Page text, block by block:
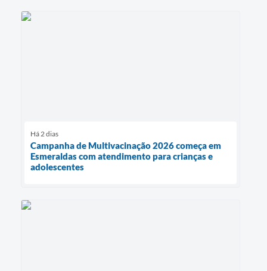
Há 2 dias
Campanha de Multivacinação 2026 começa em
Esmeraldas com atendimento para crianças e
adolescentes